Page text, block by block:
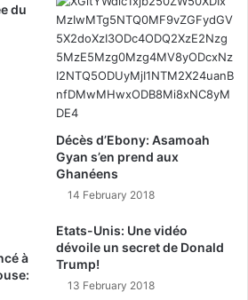
du
Décès d’Ebony: Asamoah
Gyan s’en prend aux
Ghanéens
14 February 2018
à
Etats-Unis: Une vidéo
dévoile un secret de Donald
Trump!
13 February 2018